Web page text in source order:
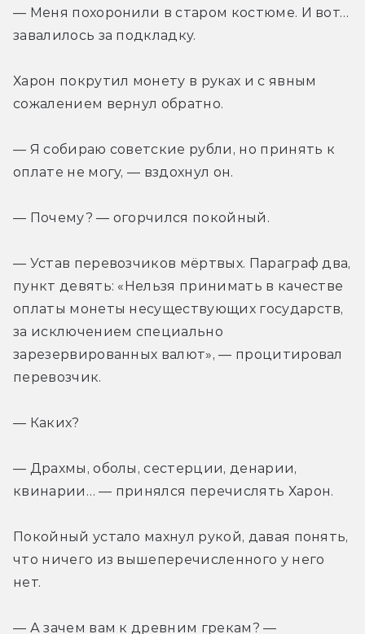
— Меня похоронили в старом костюме. И вот…
завалилось за подкладку.
Харон покрутил монету в руках и с явным
сожалением вернул обратно.
— Я собираю советские рубли, но принять к
оплате не могу, — вздохнул он.
— Почему? — огорчился покойный.
— Устав перевозчиков мёртвых. Параграф два,
пункт девять: «Нельзя принимать в качестве
оплаты монеты несуществующих государств,
за исключением специально
зарезервированных валют», — процитировал
перевозчик.
— Каких?
— Драхмы, оболы, сестерции, денарии,
квинарии… — принялся перечислять Харон.
Покойный устало махнул рукой, давая понять,
что ничего из вышеперечисленного у него
нет.
— А зачем вам к древним грекам? —